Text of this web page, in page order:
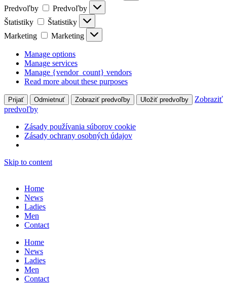
Predvoľby
Predvoľby
Štatistiky
Štatistiky
Marketing
Marketing
Manage options
Manage services
Manage {vendor_count} vendors
Read more about these purposes
Prijať Odmietnuť Zobraziť predvoľby Uložiť predvoľby
Zobraziť
predvoľby
Zásady používania súborov cookie
Zásady ochrany osobných údajov
Skip to content
Home
News
Ladies
Men
Contact
Home
News
Ladies
Men
Contact